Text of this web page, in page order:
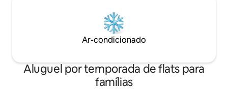
Ar-condicionado
Aluguel por temporada de flats para
famílias